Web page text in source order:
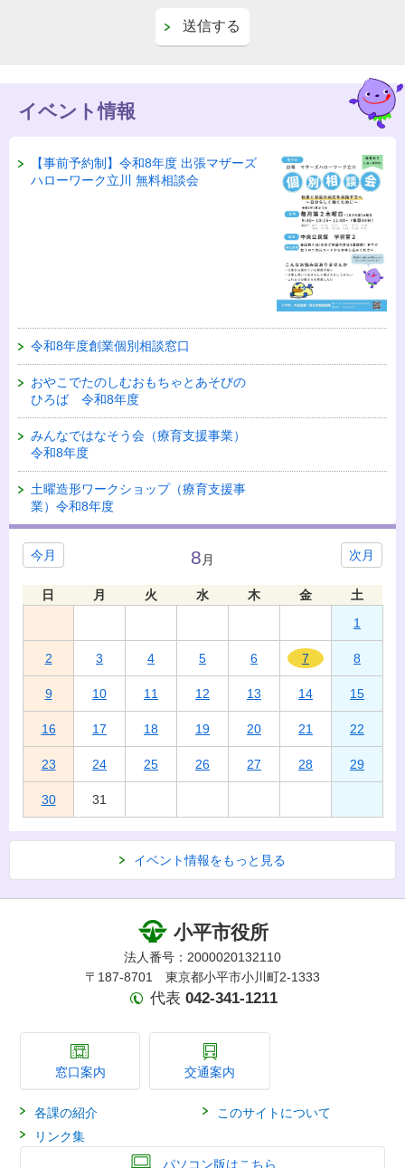
イベント情報
【事前予約制】令和8年度 出張マザーズ
ハローワーク立川 無料相談会
令和8年度創業個別相談窓口
おやこでたのしむおもちゃとあそびの
ひろば 令和8年度
みんなではなそう会（療育支援事業）
令和8年度
土曜造形ワークショップ（療育支援事
業）令和8年度
今月 次月
8 月
日 月 火 水 木 金
土
1
2 3 4 5 6 7 8
9 10 11 12 13 14 15
16 17 18 19 20 21 22
23 24 25 26 27 28 29
30 31
イベント情報をもっと見る
小平市役所
法人番号：2000020132110
〒187-8701 東京都小平市小川町2-1333
代表 042-341-1211
窓口案内 交通案内
各課の紹介
このサイトについて
リンク集
パソコン版はこちら